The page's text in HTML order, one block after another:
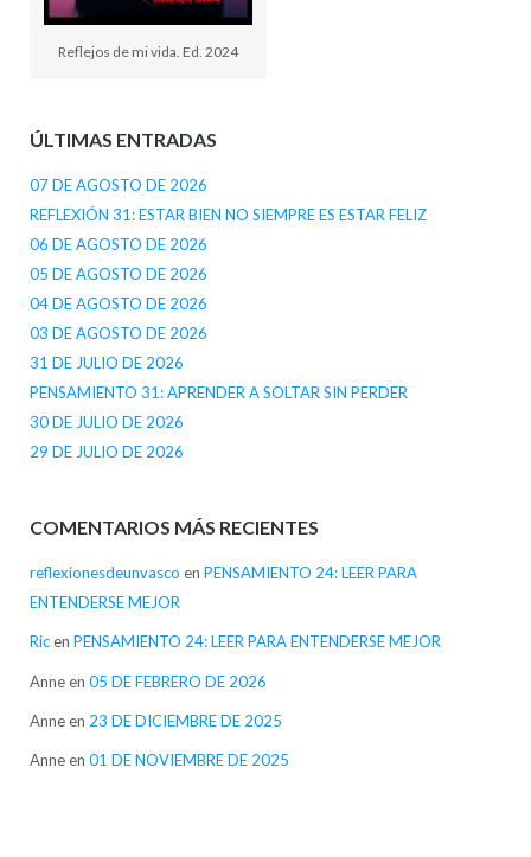
Reflejos de mi vida. Ed. 2024
ÚLTIMAS ENTRADAS
07 DE AGOSTO DE 2026
REFLEXIÓN 31: ESTAR BIEN NO SIEMPRE ES ESTAR FELIZ
06 DE AGOSTO DE 2026
05 DE AGOSTO DE 2026
04 DE AGOSTO DE 2026
03 DE AGOSTO DE 2026
31 DE JULIO DE 2026
PENSAMIENTO 31: APRENDER A SOLTAR SIN PERDER
30 DE JULIO DE 2026
29 DE JULIO DE 2026
COMENTARIOS MÁS RECIENTES
reflexionesdeunvasco en PENSAMIENTO 24: LEER PARA
ENTENDERSE MEJOR
Ricen PENSAMIENTO 24: LEER PARA ENTENDERSE MEJOR
Anneen 05 DE FEBRERO DE 2026
Anneen 23 DE DICIEMBRE DE 2025
Anneen 01 DE NOVIEMBRE DE 2025